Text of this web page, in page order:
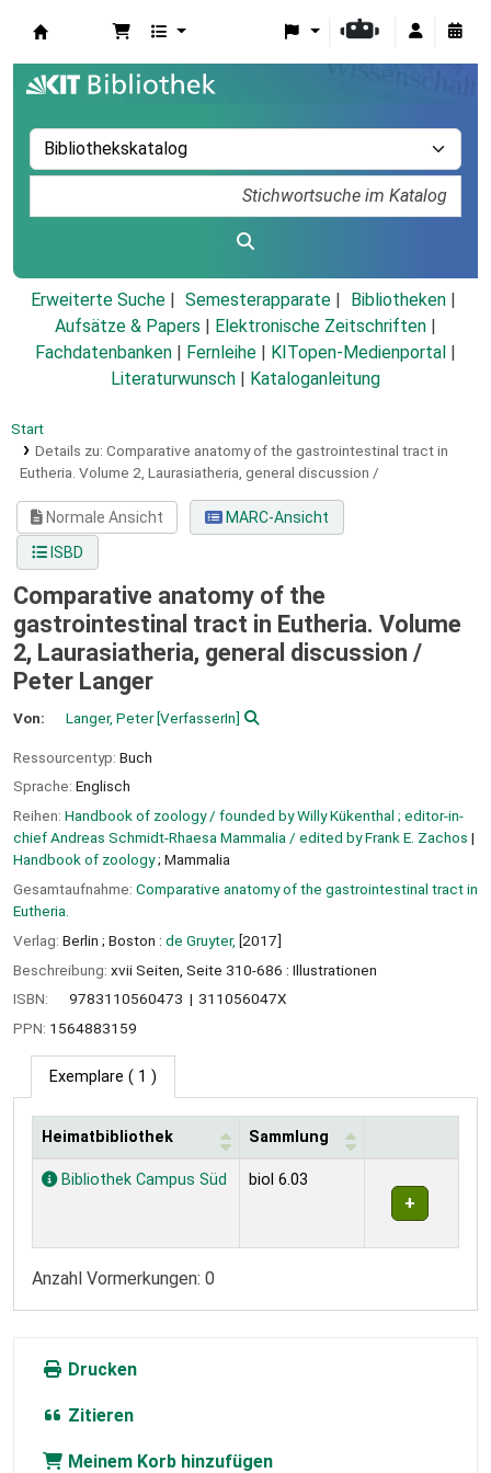
Erweiterte Suche Semesterapparate
Bibliotheken
Aufsätze & Papers
Elektronische Zeitschriften
Fachdatenbanken
Fernleihe KITopen-Medienportal
Literaturwunsch
Kataloganleitung
Start
Details zu: Comparative anatomy of the gastrointestinal tract in
Eutheria. Volume 2, Laurasiatheria, general discussion /
Normale Ansicht
MARC-Ansicht
ISBD
Comparative anatomy of the
gastrointestinal tract in Eutheria. Volume
2, Laurasiatheria, general discussion /
Peter Langer
Von: Langer, Peter[VerfasserIn]
Ressourcentyp: Buch
Sprache: Englisch
Reihen: Handbook of zoology / founded by Willy Kükenthal ; editor-in-
chief Andreas Schmidt-Rhaesa Mammalia / edited by Frank E. Zachos |
Handbook of zoology; Mammalia
Gesamtaufnahme: Comparative anatomy of the gastrointestinal tract in
Eutheria.
Verlag: Berlin ; Boston : de Gruyter, [2017]
Beschreibung: xvii Seiten, Seite 310-686 : Illustrationen
ISBN:
9783110560473
311056047X
PPN: 1564883159
Exemplare ( 1 )
Exemplare
Heimatbibliothek Sammlung
Bibliothek Campus Süd biol 6.03
Anzahl Vormerkungen: 0
Drucken
Zitieren
Meinem Korb hinzufügen